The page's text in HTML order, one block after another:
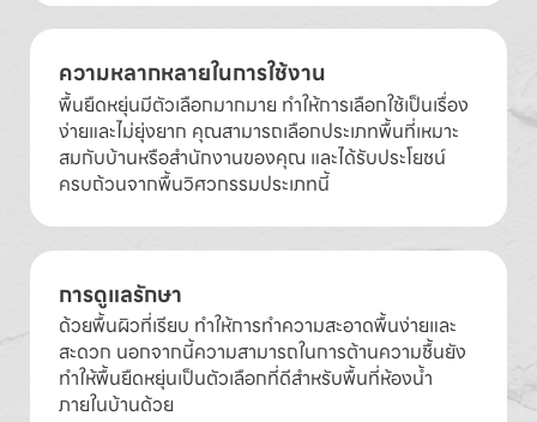
ความหลากหลายในการใช้งาน
พื้นยืดหยุ่นมีตัวเลือกมากมาย ทำให้การเลือกใช้เป็นเรื่อง
ง่ายและไม่ยุ่งยาก คุณสามารถเลือกประเภทพื้นที่เหมาะ
สมกับบ้านหรือสำนักงานของคุณ และได้รับประโยชน์
ครบถ้วนจากพื้นวิศวกรรมประเภทนี้
การดูแลรักษา
ด้วยพื้นผิวที่เรียบ ทำให้การทำความสะอาดพื้นง่ายและ
สะดวก นอกจากนี้ความสามารถในการต้านความชื้นยัง
ทำให้พื้นยืดหยุ่นเป็นตัวเลือกที่ดีสำหรับพื้นที่ห้องน้ำ
ภายในบ้านด้วย